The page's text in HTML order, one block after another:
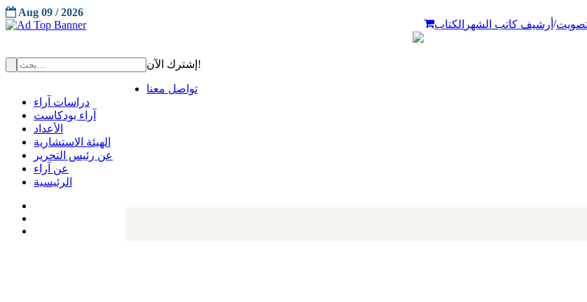
/ أرشيف كاتب الشهر الكتاب
Aug 09 / 2026
إشترك الآن!
تواصل معنا
دراسات آراء
آراء بودكاست
الأعداد
الهيئة الاستشارية
عن رئيس التحرير
عن آراء
الرئيسية